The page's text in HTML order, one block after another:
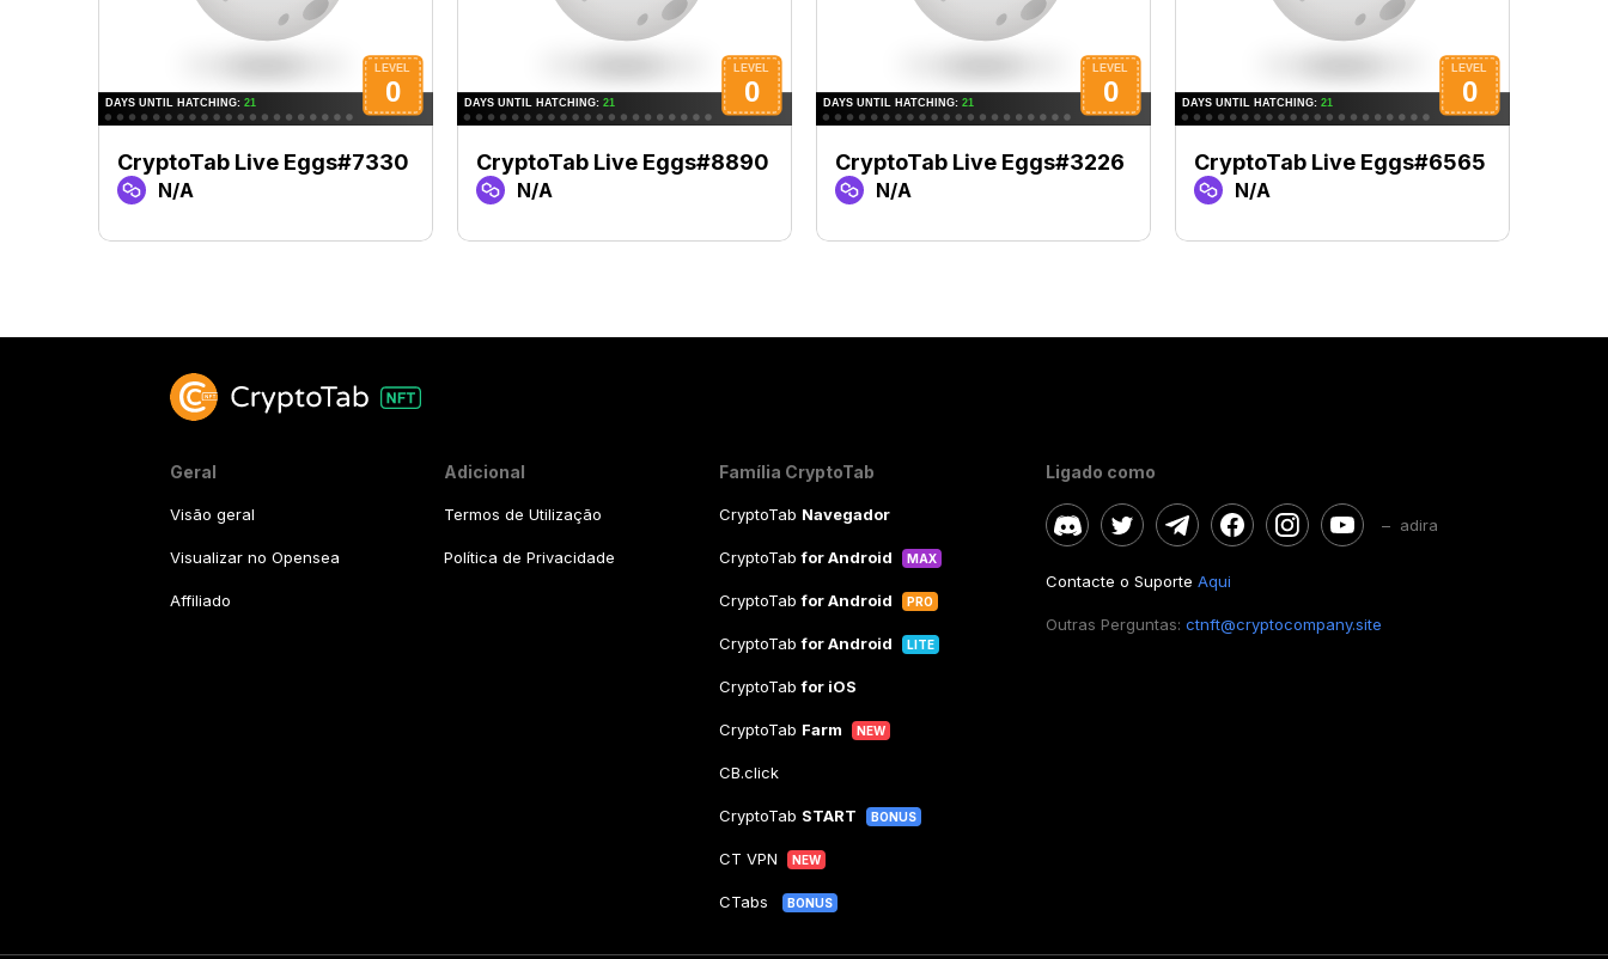
CryptoTab Live Eggs#7330
N/A
CryptoTab Live Eggs#8890
N/A
CryptoTab Live Eggs#3226
N/A
CryptoTab Live Eggs#6565
N/A
Geral
Visão geral
Visualizar no Opensea
Affiliado
Adicional
Termos de Utilização
Política de Privacidade
Família CryptoTab
CryptoTab Navegador
CryptoTabfor Android MAX
CryptoTabfor Android PRO
CryptoTabfor Android LITE
CryptoTabfor iOS
CryptoTab Farm NEW
CB.click
CryptoTab START BONUS
CT VPN NEW
CTabs BONUS
Ligado como
– adira
Contacte o Suporte Aqui
Outras Perguntas: ctnft@cryptocompany.site